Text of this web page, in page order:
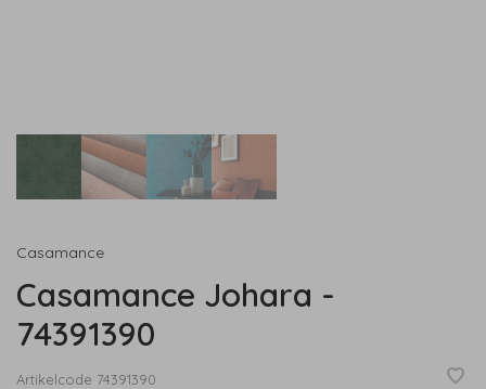
Casamance
Casamance Johara -
74391390
Artikelcode 74391390